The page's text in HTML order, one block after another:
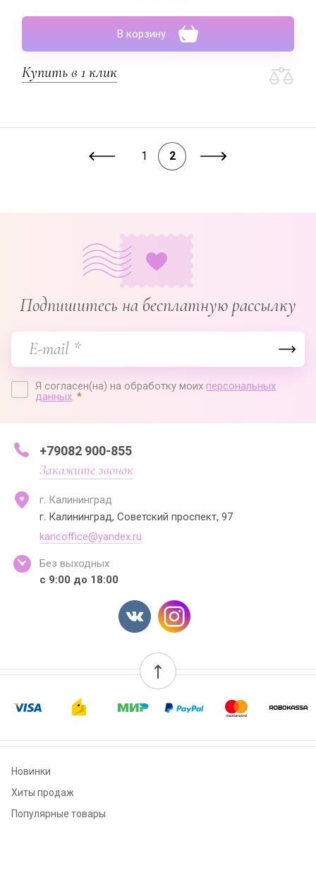
В корзину
Купить в 1 клик
1 2
Подпишитесь на бесплатную рассылку
Я согласен(на) на обработку моих персональных
данных. *
+79082 900-855
Закажите звонок
г. Калининград
г. Калининград, Советский проспект, 97
kancoffice@yandex.ru
Без выходных
с 9:00 до 18:00
Новинки
Хиты продаж
Популярные товары